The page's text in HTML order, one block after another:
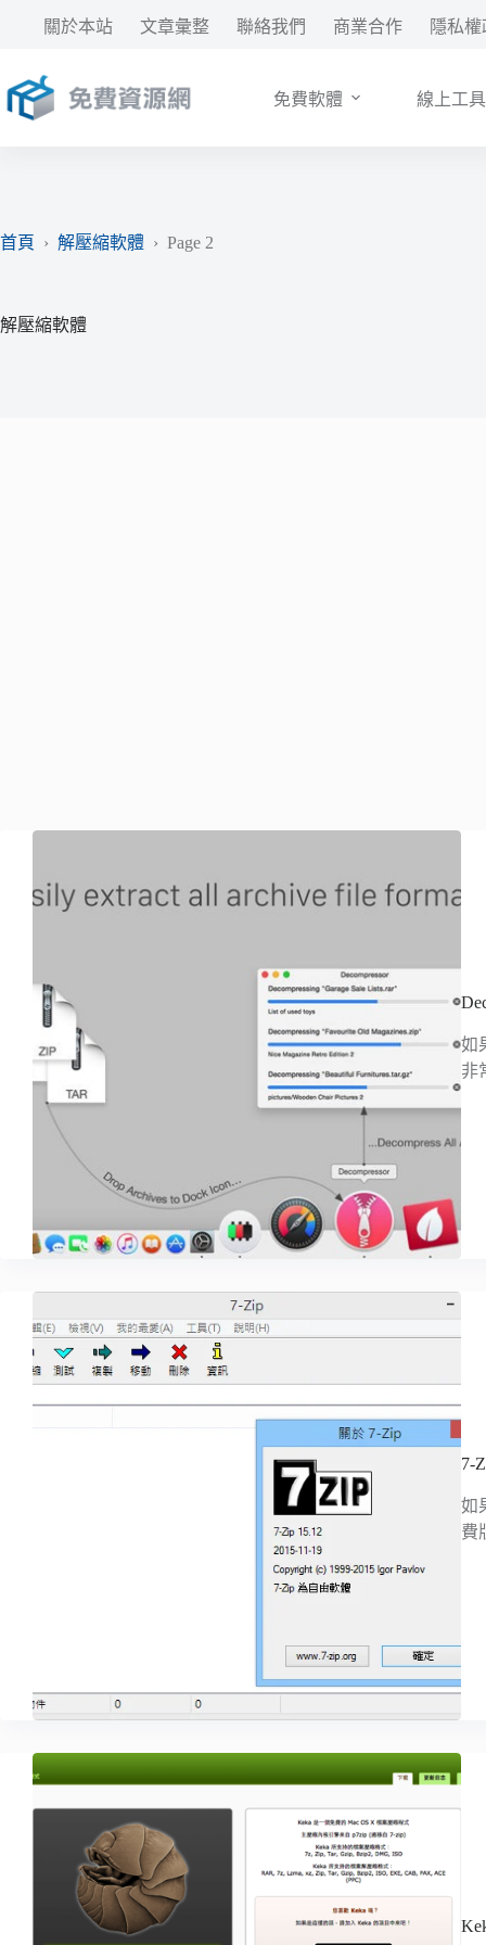
要
內
關於本站 文章彙整 聯絡我們 商業合作 隱私
免費軟體 線上工具
首頁 › 解壓縮軟體 › Page 2
解壓縮軟體
如
非
7-
如
費